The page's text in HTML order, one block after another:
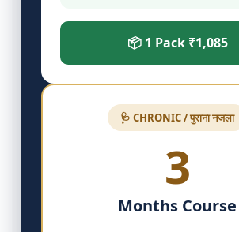
📦 1 Pack ₹1,085
🩺 CHRONIC / पुराना नजला
3
Months Course